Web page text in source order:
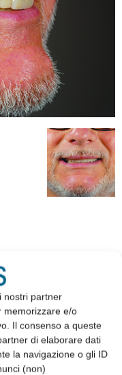
nostri partner
memorizzare e/o
Il consenso a queste
di elaborare dati
la navigazione o gli ID
(non)